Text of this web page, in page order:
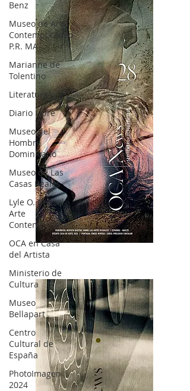
Benz
Museo de Arte
Contemporáneo
P.R. MA
Marianne de
Tolentino
Literatura
Diario Libre
Museo del
Hombre
Dominicano
Museo de Las
Casas Reales
Lyle O. Reitzel
Arte
Contemporáneo
OCA en Casa
del Artista
Ministerio de
Cultura
Museo
Bellapart
Centro
Cultural de
España
PhotoImagen
2024
OCA|News 28 / Julio-Agosto-Septiembre, 2023